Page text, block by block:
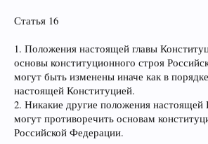
Статья 16
1. Положения настоящей главы
основы конституционного строя
могут быть изменены иначе как в
настоящей Конституцией.
2. Никакие другие положения настоящей
могут противоречить основам
Российской Федерации.